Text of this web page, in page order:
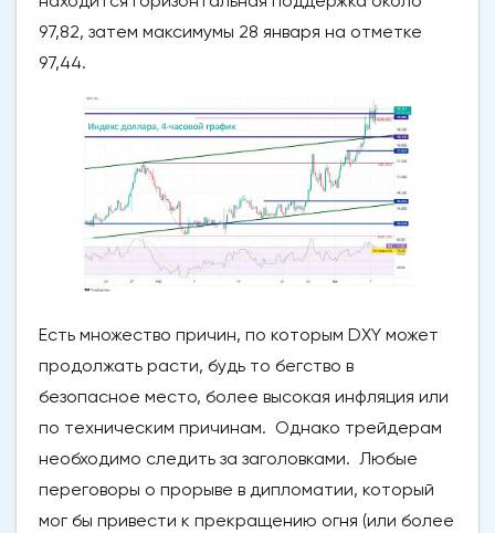
97,82, затем максимумы 28 января на отметке
97,44.
Есть множество причин, по которым DXY может
продолжать расти, будь то бегство в
безопасное место, более высокая инфляция или
по техническим причинам. Однако трейдерам
необходимо следить за заголовками. Любые
переговоры о прорыве в дипломатии, который
мог бы привести к прекращению огня (или более